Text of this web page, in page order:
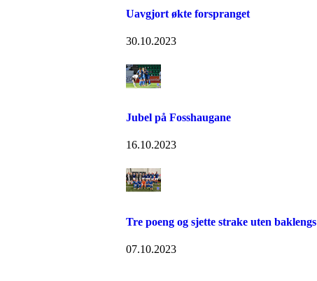
Uavgjort økte forspranget
30.10.2023
Jubel på Fosshaugane
16.10.2023
Tre poeng og sjette strake uten baklengs
07.10.2023